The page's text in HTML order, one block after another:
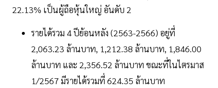
22.13% เป็นผู้ถือหุ้นใหญ่ อันดับ 2
รายได้รวม 4 ปีย้อนหลัง (2563-2566) อยู่ที่
2,063.23 ล้านบาท, 1,212.38 ล้านบาท, 1,846.00
ล้านบาท และ 2,356.52 ล้านบาท ขณะที่ในไตรมาส
1/2567 มีรายได้รวมที่ 624.35 ล้านบาท